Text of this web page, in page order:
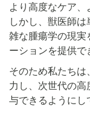
より高度なケア、
しかし、獣医師
雑な腫瘍学の現実
ーションを提供で
そのため私たち
力し、次世代の
与できるようにし